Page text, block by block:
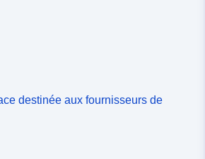
destinée aux fournisseurs de